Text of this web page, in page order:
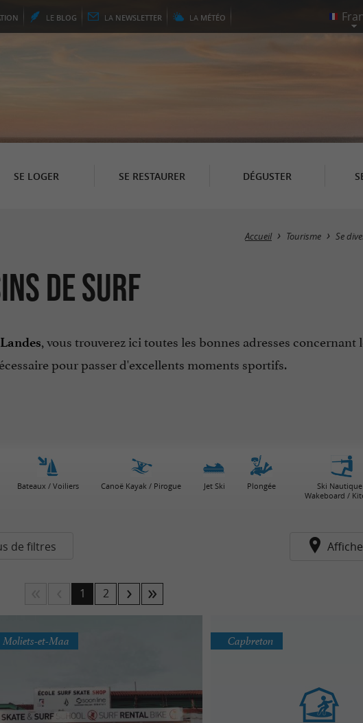
LE BLOG LA NEWSLETTER LA MÉTÉO
SE LOGER SE RESTAURER DÉGUSTER
Accueil Tourisme Se
de Surf
, vous trouverez ici toutes les bonnes adresses concernant
pour passer d'excellents moments sportifs.
Bateaux / Voiliers Canoë Kayak / Pirogue Jet Ski Plongée
Ski
Wakeboard /
de filtres
1 2
Moliets-et-Maa Capbreton